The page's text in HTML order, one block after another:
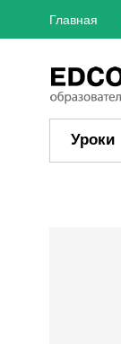
Главная
Уроки